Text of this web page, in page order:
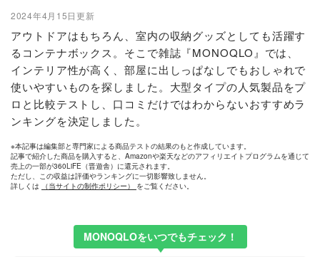
2024年4月15日更新
アウトドアはもちろん、室内の収納グッズとしても活躍す
るコンテナボックス。そこで雑誌『MONOQLO』では、
インテリア性が高く、部屋に出しっぱなしでもおしゃれで
使いやすいものを探しました。大型タイプの人気製品をプ
ロと比較テストし、口コミだけではわからないおすすめラ
ンキングを決定しました。
※本記事は編集部と専門家による商品テストの結果のもと作成しています。
記事で紹介した商品を購入すると、Amazonや楽天などのアフィリエイトプログラムを通じて
売上の一部が360LiFE（晋遊舎）に還元されます。
ただし、この収益は評価やランキングに一切影響致しません。
詳しくは
（当サイトの制作ポリシー） をご覧ください。
MONOQLOをいつでもチェック！